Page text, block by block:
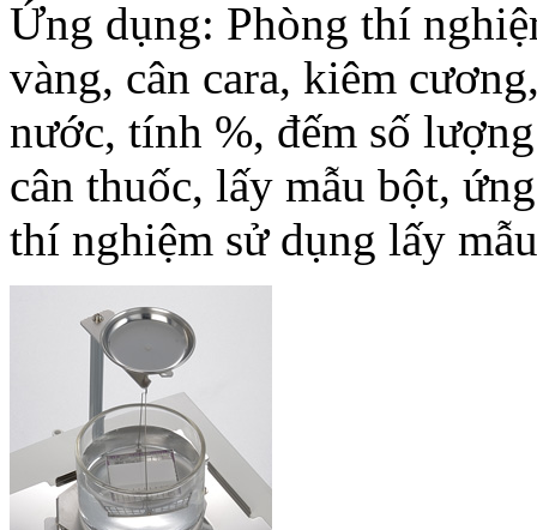
Ứng dụng: Phòng thí
vàng, cân cara, kiêm
nước, tính %, đếm số
cân thuốc, lấy mẫu bột,
thí nghiệm sử dụng lấy